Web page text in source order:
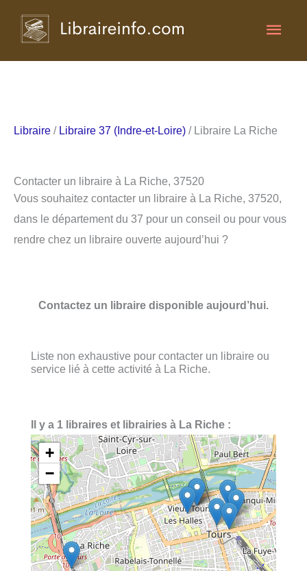
Libraire / Libraire 37 (Indre-et-Loire) / Libraire La Riche
Contacter un libraire à La Riche, 37520
Vous souhaitez contacter un libraire à La Riche, 37520,
dans le département du 37 pour un conseil ou pour vous
rendre chez un libraire ouverte aujourd’hui ?
Contactez un libraire disponible aujourd’hui.
Liste non exhaustive pour contacter un libraire ou
service lié à cette activité à La Riche.
Il y a 1 libraires et librairies à La Riche :
+
−